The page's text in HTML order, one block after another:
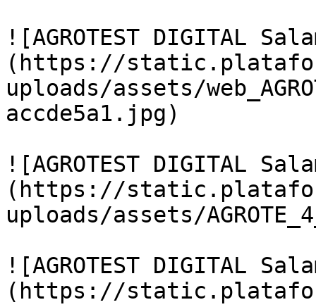
![AGROTEST DIGITAL
(https://
uploads/assets/
accde5a1.jpg)
![AGROTEST DIGITAL
(https://
uploads/assets/
![AGROTEST DIGITAL
(https://